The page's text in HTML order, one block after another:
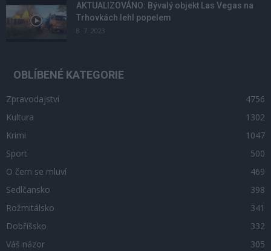
AKTUALIZOVÁNO: Bývalý objekt Las Vegas na
Trhovkách lehl popelem
8. 7. 2023
OBLÍBENÉ KATEGORIE
Zpravodajství
4756
Kultura
1302
Krimi
1047
Sport
500
O čem se mluví
469
Sedlčansko
398
Rožmitálsko
341
Dobříšsko
332
Váš názor
305